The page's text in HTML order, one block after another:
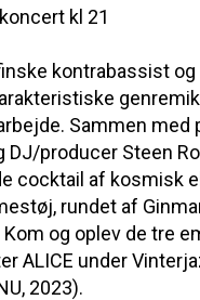
kl 21
kontrabassist
Sammen med
DJ/producer Steen
cocktail af kosmisk
rundet af
og oplev de tre
ALICE under
2023).